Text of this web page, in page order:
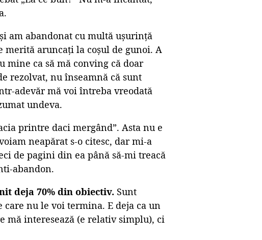
am abandonat cu multă ușurință
merită aruncați la coșul de gunoi. A
mine ca să mă conving că doar
rezolvat, nu înseamnă că sunt
adevăr mă voi întreba vreodată
undeva.
printre daci mergând”. Asta nu e
neapărat s-o citesc, dar mi-a
de pagini din ea până să-mi treacă
abandon.
deja 70% din obiectiv. Sunt
nu le voi termina. E deja ca un
mă interesează (e relativ simplu), ci